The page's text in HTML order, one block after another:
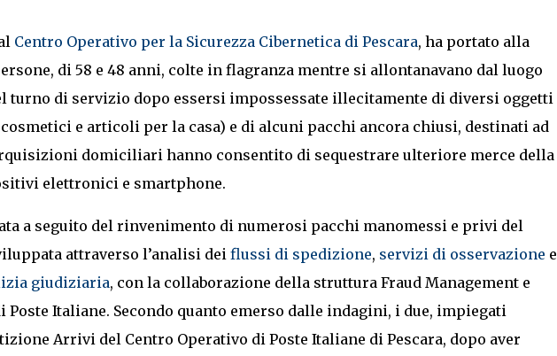
Centro Operativo per la Sicurezza Cibernetica di Pescara, ha portato alla
di 58 e 48 anni, colte in flagranza mentre si allontanavano dal luogo
turno di servizio dopo essersi impossessate illecitamente di diversi oggetti
cosmetici e articoli per la casa) e di alcuni pacchi ancora chiusi, destinati ad
domiciliari hanno consentito di sequestrare ulteriore merce della
elettronici e smartphone.
a seguito del rinvenimento di numerosi pacchi manomessi e privi del
attraverso l’analisi dei flussi di spedizione, servizi di osservazione e
giudiziaria, con la collaborazione della struttura Fraud Management e
Italiane. Secondo quanto emerso dalle indagini, i due, impiegati
Arrivi del Centro Operativo di Poste Italiane di Pescara, dopo aver